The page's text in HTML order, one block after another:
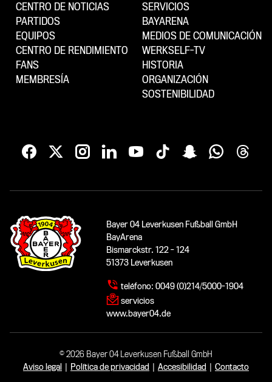
CENTRO DE NOTICIAS
PARTIDOS
EQUIPOS
CENTRO DE RENDIMIENTO
FANS
MEMBRESÍA
SERVICIOS
BAYARENA
MEDIOS DE COMUNICACIÓN
WERKSELF-TV
HISTORIA
ORGANIZACIÓN
SOSTENIBILIDAD
Bayer 04 Leverkusen Fußball GmbH
BayArena
Bismarckstr. 122 - 124
51373 Leverkusen
teléfono: 0049 (0)214/5000-1904
servicios
www.bayer04.de
© 2026 Bayer 04 Leverkusen Fußball GmbH
Aviso legal
Política de privacidad Accesibilidad Contacto